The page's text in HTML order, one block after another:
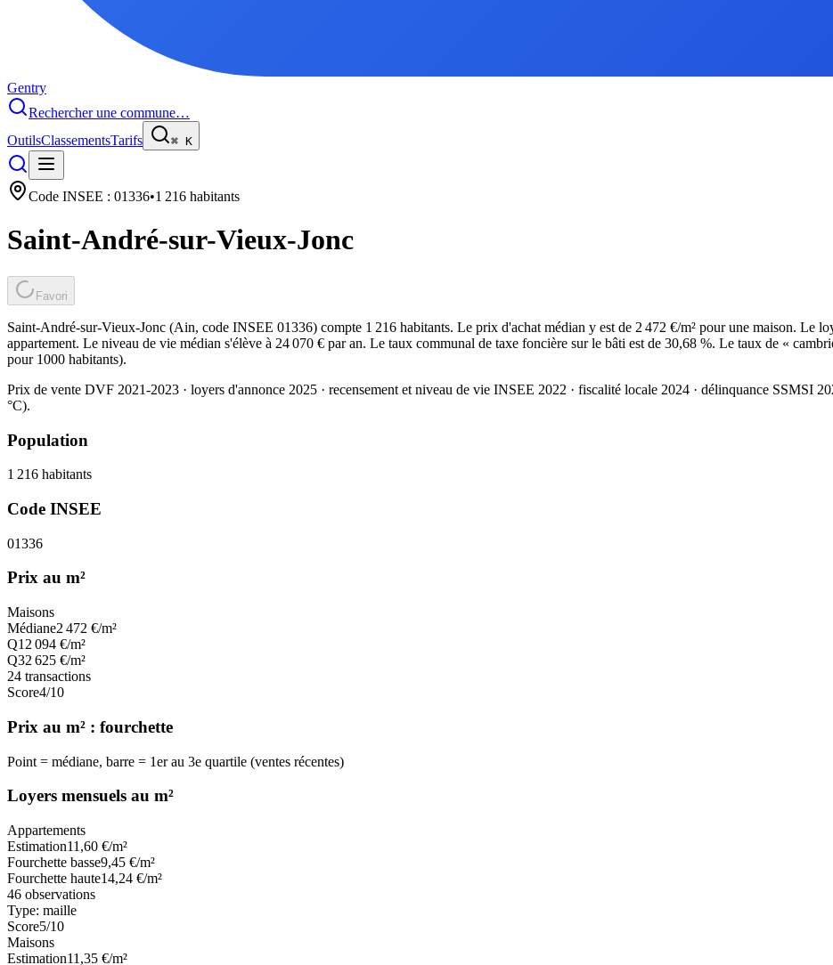
Gentry
Rechercher une commune…
OutilsClassementsTarifs ⌘ K
Code INSEE : 01336•1 216 habitants
Saint-André-sur-Vieux-Jonc
Favori
Saint-André-sur-Vieux-Jonc (Ain, code INSEE 01336) compte 1 216 habitants. Le prix d'achat médian y est de 2 472 €/m² pour une maison. Le
appartement. Le niveau de vie médian s'élève à 24 070 € par an. Le taux communal de taxe foncière sur le bâti est de 30,68 %. Le taux de «
pour 1000 habitants).
Prix de vente DVF 2021-2023 · loyers d'annonce 2025 · recensement et niveau de vie INSEE 2022 · fiscalité locale 2024 · délinquance SSMSI
°C).
Population
1 216 habitants
Code INSEE
01336
Prix au m²
Maisons
Médiane2 472 €/m²
Q1 2 094 €/m²
Q32 625 €/m²
24 transactions
Score4/10
Prix au m² : fourchette
Point = médiane, barre = 1er au 3e quartile (ventes récentes)
Loyers mensuels au m²
Appartements
Estimation11,60 €/m²
Fourchette basse9,45 €/m²
Fourchette haute14,24 €/m²
46 observations
Type: maille
Score5/10
Maisons
Estimation11,35 €/m²